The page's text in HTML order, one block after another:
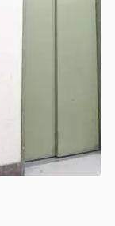
1〜24名